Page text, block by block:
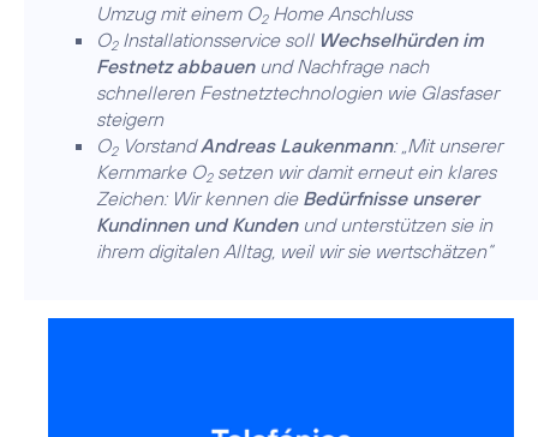
Umzug mit einem O2Home Anschluss
O2Installationsservice soll Wechselhürden im
Festnetz abbauenund Nachfrage nach
schnelleren Festnetztechnologien wie Glasfaser
steigern
O2VorstandAndreas Laukenmann: „Mit unserer
Kernmarke O2setzen wir damit erneut ein klares
Zeichen: Wir kennen die Bedürfnisse unserer
Kundinnen und Kundenund unterstützen sie in
ihrem digitalen Alltag, weil wir sie wertschätzen“